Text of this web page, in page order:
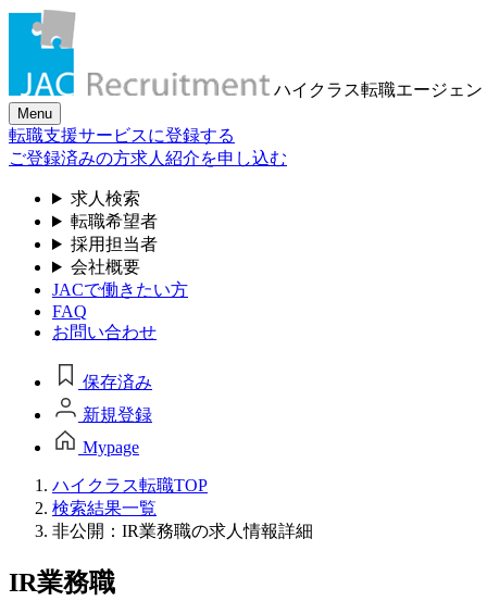
ハイクラス転職エージェン
Menu
転職支援サービスに登録する
ご登録済みの方求人紹介を申し込む
求人検索
転職希望者
採用担当者
会社概要
JACで働きたい方
FAQ
お問い合わせ
保存済み
新規登録
Mypage
ハイクラス転職TOP
検索結果一覧
非公開：IR業務職の求人情報詳細
IR業務職